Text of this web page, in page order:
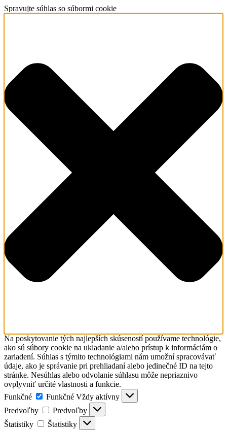
Spravujte súhlas so súbormi cookie
Na poskytovanie tých najlepších skúseností používame technológie,
ako sú súbory cookie na ukladanie a/alebo prístup k informáciám o
zariadení. Súhlas s týmito technológiami nám umožní spracovávať
údaje, ako je správanie pri prehliadaní alebo jedinečné ID na tejto
stránke. Nesúhlas alebo odvolanie súhlasu môže nepriaznivo
ovplyvniť určité vlastnosti a funkcie.
Funkčné
Funkčné Vždy aktívny
Predvoľby
Predvoľby
Štatistiky
Štatistiky